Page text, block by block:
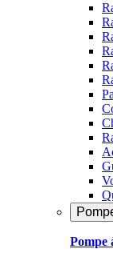
Pompe